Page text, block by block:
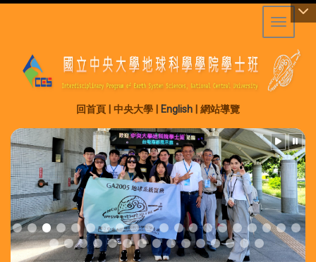
Toggle
回首頁 中央大學 English 網站導覽